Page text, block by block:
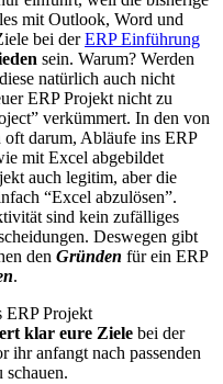
mit Outlook, Word und
bei derERP Einführung
sein. Warum? Werden
natürlich auch nicht
ERP Projekt nicht zu
verkümmert. In den von
oft darum, Abläufe ins ERP
mit Excel abgebildet
auch legitim, aber die
“Excel abzulösen”.
sind kein zufälliges
Deswegen gibt
den Gründen für ein ERP
.
ERP Projekt
klar eure Ziele bei der
ihr anfangt nach passenden
schauen.